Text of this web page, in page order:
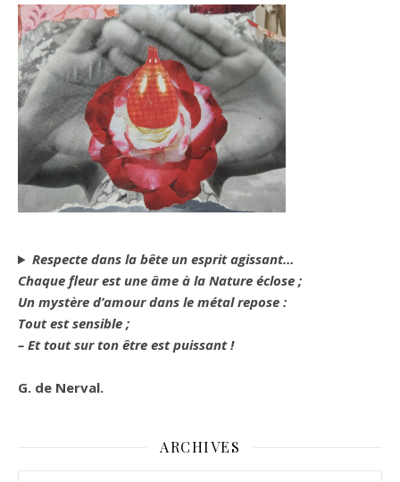
Respecte dans la bête un esprit agissant…
Chaque fleur est une âme à la Nature éclose ;
Un mystère d’amour dans le métal repose :
Tout est sensible ;
– Et tout sur ton être est puissant !
G. de Nerval.
ARCHIVES